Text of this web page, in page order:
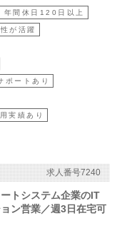
ある既存顧客を中心に、幅
を想定しております【業務
年間休日120日以上
が活躍
ポートあり
実績あり
求人番号7240
トシステム企業のIT
ン営業／週3日在宅可